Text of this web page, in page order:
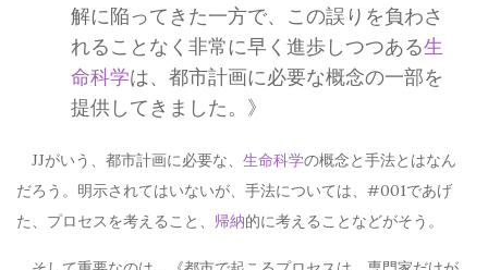
解に陥ってきた一方で、この誤りを負わさ
れることなく非常に早く進歩しつつある生
命科学は、都市計画に必要な概念の一部を
提供してきました。》
JJがいう、都市計画に必要な、 生命科学の概念と手法とはなん
だろう。明示されてはいないが、手法については、#001であげ
た、プロセスを考えること、 帰納的に考えることなどがそう。